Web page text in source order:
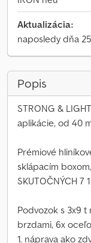
Aktualizácia:
naposledy dňa
Popis
STRONG &
aplikácie, od 40
Prémiové
sklápacím boxom,
SKUTOČNÝCH 7
Podvozok s 3x9
brzdami, 6x
1. náprava ako